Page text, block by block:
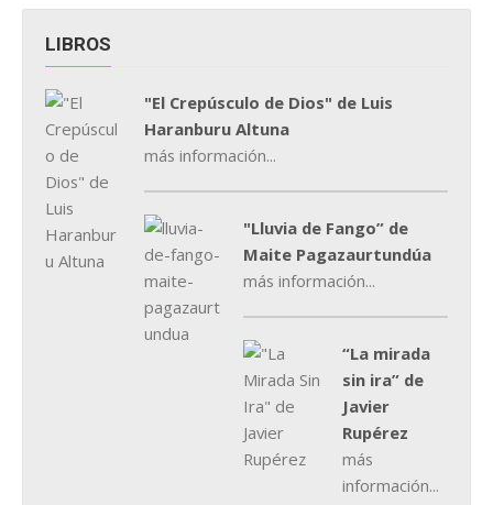
LIBROS
"El Crepúsculo de Dios" de Luis
Haranburu Altuna
más información...
"Lluvia de Fango” de
Maite Pagazaurtundúa
más información...
“La mirada
sin ira” de
Javier
Rupérez
más
información...